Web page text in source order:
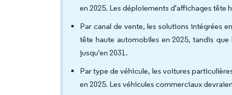
en 2025. Les déploiements d'affichages tête
Par canal de vente, les solutions intégrées
tête haute automobiles en 2025, tandis
jusqu'en 2031.
Par type de véhicule, les voitures
en 2025. Les véhicules commerciaux